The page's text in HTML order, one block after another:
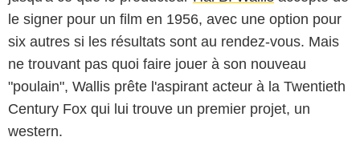
le signer pour un film en 1956, avec une option pour
six autres si les résultats sont au rendez-vous. Mais
ne trouvant pas quoi faire jouer à son nouveau
"poulain", Wallis prête l'aspirant acteur à la Twentieth
Century Fox qui lui trouve un premier projet, un
western.